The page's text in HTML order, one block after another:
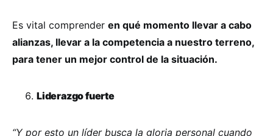
Es vital comprender en qué momento llevar a cabo
alianzas, llevar a la competencia a nuestro terreno,
para tener un mejor control de la situación.
Liderazgo fuerte
“Y por esto un líder busca la gloria personal cuando